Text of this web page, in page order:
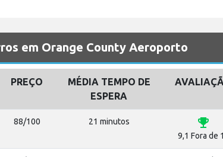
em Orange County Aeroporto
PREÇO
MÉDIA TEMPO DE
ESPERA
88/100 21 minutos emoji_events
9,1 Fora de